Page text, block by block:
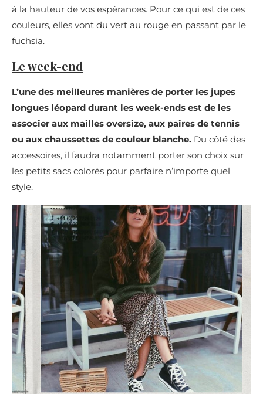
à la hauteur de vos espérances. Pour ce qui est de ces
couleurs, elles vont du vert au rouge en passant par le
fuchsia.
Le week-end
L’une des meilleures manières de porter les jupes
longues léopard durant les week-ends est de les
associer aux mailles oversize, aux paires de tennis
ou aux chaussettes de couleur blanche. Du côté des
accessoires, il faudra notamment porter son choix sur
les petits sacs colorés pour parfaire n’importe quel
style.